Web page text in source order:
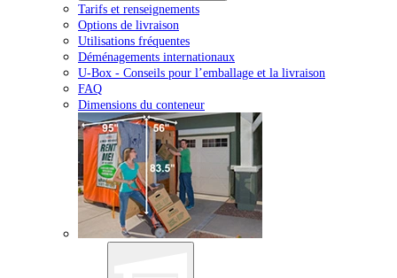
Tarifs et renseignements
Options de livraison
Utilisations fréquentes
Déménagements internationaux
U-Box - Conseils pour l’emballage et la livraison
FAQ
Dimensions du conteneur